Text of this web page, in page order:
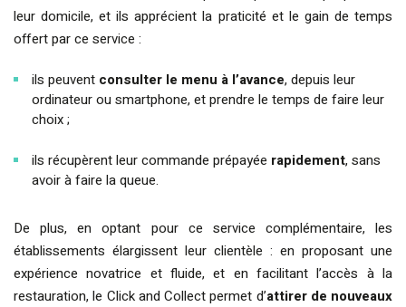
leur domicile, et ils apprécient la praticité et le gain de temps
offert par ce service :
ils peuvent consulter le menu à l’avance, depuis leur
ordinateur ou smartphone, et prendre le temps de faire leur
choix ;
ils récupèrent leur commande prépayée rapidement, sans
avoir à faire la queue.
De plus, en optant pour ce service complémentaire, les
établissements élargissent leur clientèle : en proposant une
expérience novatrice et fluide, et en facilitant l’accès à la
restauration, le Click and Collect permet d’attirer de nouveaux